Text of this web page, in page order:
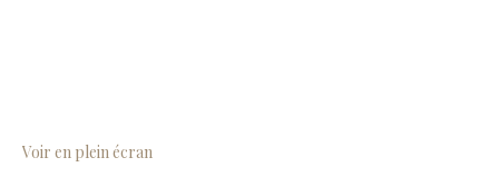
Voir en plein écran